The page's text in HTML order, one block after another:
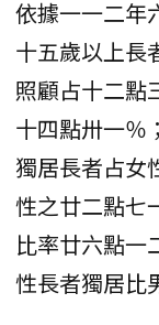
依據一一二年
十五歲以上長
照顧占十二點
十四點卅一％
獨居長者占女
性之廿二點七
比率廿六點一
性長者獨居比